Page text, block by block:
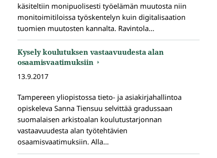
käsiteltiin monipuolisesti työelämän muutosta niin
monitoimitiloissa työskentelyn kuin digitalisaation
tuomien muutosten kannalta. Ravintola…
Kysely koulutuksen vastaavuudesta alan
osaamisvaatimuksiin
13.9.2017
Tampereen yliopistossa tieto- ja asiakirjahallintoa
opiskeleva Sanna Tiensuu selvittää gradussaan
suomalaisen arkistoalan koulutustarjonnan
vastaavuudesta alan työtehtävien
osaamisvaatimuksiin. Alla…